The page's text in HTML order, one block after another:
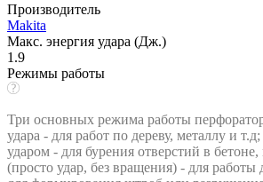
Производитель
Makita
Макс. энергия удара (Дж.)
1.9
Режимы работы
Три основных режима работы
удара - для работ по дереву, металлу и
ударом - для бурения отверстий в
(просто удар, без вращения) - для